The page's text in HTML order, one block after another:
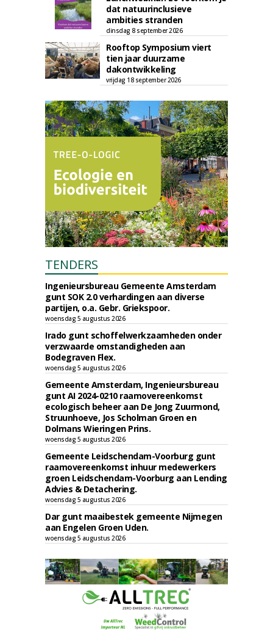
dat natuurinclusieve
ambities stranden
dinsdag 8 september 2026
Rooftop Symposium viert
tien jaar duurzame
dakontwikkeling
vrijdag 18 september 2026
TENDERS
Ingenieursbureau Gemeente Amsterdam
gunt SOK 2.0 verhardingen aan diverse
partijen, o.a. Gebr. Griekspoor.
woensdag 5 augustus 2026
Irado gunt schoffelwerkzaamheden onder
verzwaarde omstandigheden aan
Bodegraven Flex.
woensdag 5 augustus 2026
Gemeente Amsterdam, Ingenieursbureau
gunt AI 2024-0210 raamovereenkomst
ecologisch beheer aan De Jong Zuurmond,
Struunhoeve, Jos Scholman Groen en
Dolmans Wieringen Prins.
woensdag 5 augustus 2026
Gemeente Leidschendam-Voorburg gunt
raamovereenkomst inhuur medewerkers
groen Leidschendam-Voorburg aan Lending
Advies & Detachering.
woensdag 5 augustus 2026
Dar gunt maaibestek gemeente Nijmegen
aan Engelen Groen Uden.
woensdag 5 augustus 2026